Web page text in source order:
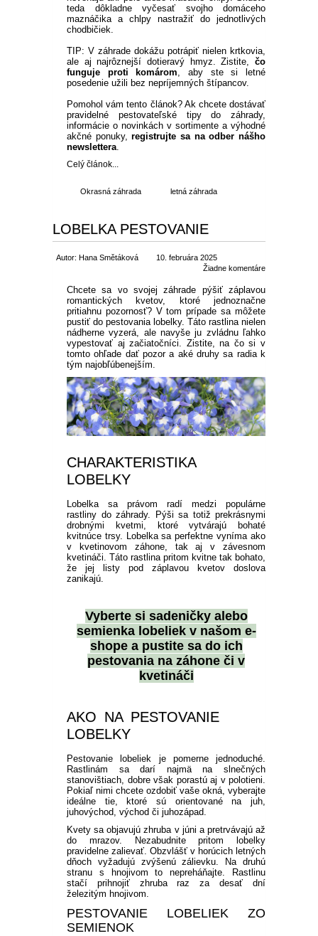
teda dôkladne vyčesať svojho domáceho
maznáčika a chlpy nastražiť do jednotlivých
chodbičiek.
TIP: V záhrade dokážu potrápiť nielen krtkovia,
ale aj najrôznejší dotieravý hmyz. Zistite, čo
funguje proti komárom, aby ste si letné
posedenie užili bez nepríjemných štípancov.
Pomohol vám tento článok? Ak chcete dostávať
pravidelné pestovateľské tipy do záhrady,
informácie o novinkách v sortimente a výhodné
akčné ponuky,registrujte sa na odber nášho
newslettera.
Celý článok...
Okrasná záhrada letná záhrada
LOBELKA PESTOVANIE
Autor: Hana Smětáková
10. februára 2025
Žiadne komentáre
Chcete sa vo svojej záhrade pýšiť záplavou
romantických kvetov, ktoré jednoznačne
pritiahnu pozornosť? V tom prípade sa môžete
pustiť do pestovania lobelky. Táto rastlina nielen
nádherne vyzerá, ale navyše ju zvládnu ľahko
vypestovať aj začiatočníci. Zistite, na čo si v
tomto ohľade dať pozor a aké druhy sa radia k
tým najobľúbenejším.
CHARAKTERISTIKA
LOBELKY
Lobelka sa právom radí medzi populárne
rastliny do záhrady. Pýši sa totiž prekrásnymi
drobnými kvetmi, ktoré vytvárajú bohaté
kvitnúce trsy. Lobelka sa perfektne vyníma ako
v kvetinovom záhone, tak aj v závesnom
kvetináči. Táto rastlina pritom kvitne tak bohato,
že jej listy pod záplavou kvetov doslova
zanikajú.
Vyberte si sadeničky alebo
semienka lobeliekv našom e-
shope a pustite sa do ich
pestovania na záhone či v
kvetináči
AKO NA PESTOVANIE
LOBELKY
Pestovanie lobeliek je pomerne jednoduché.
Rastlinám sa darí najmä na slnečných
stanovištiach, dobre však porastú aj v polotieni.
Pokiaľ nimi chcete ozdobiť vaše okná, vyberajte
ideálne tie, ktoré sú orientované na juh,
juhovýchod, východ či juhozápad.
Kvety sa objavujú zhruba v júni a pretrvávajú až
do mrazov. Nezabudnite pritom lobelky
pravidelne zalievať. Obzvlášť v horúcich letných
dňoch vyžadujú zvýšenú zálievku. Na druhú
stranu s hnojivom to nepreháňajte. Rastlinu
stačí prihnojiť zhruba raz za desať dní
železitým hnojivom.
PESTOVANIE LOBELIEK ZO
SEMIENOK